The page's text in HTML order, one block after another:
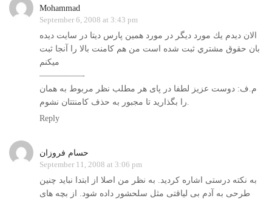
Mohammad
September 6, 2008 at 3:43 pm
الان ديدم يك مورد ديگر در مورد همين پارس ديتا در سايت ديده
بان حقوق مشتري ثبت شده است من هم كامنت بالا را آنجا ثبت
ميكنم
—————-
م.ف: دوست عزیز لطفا در پای هر مطلب نظر مربوط به همان
Reply
حسام فروزان
September 11, 2008 at 3:06 pm
به نکته درستی اشاره کردید. به نظر من اصلا از ابتدا نباید چنین
طرحی به آدم بی لیاقتی مثل سلحشور داده شود. از بچه های